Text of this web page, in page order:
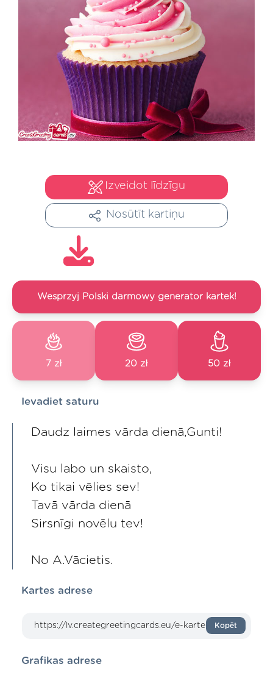
Izveidot līdzīgu
Nosūtīt kartiņu
Wesprzyj Polski darmowy generator kartek!
7 zł 20 zł 50 zł
Ievadiet saturu
Daudz laimes vārda dienā,Gunti!
Visu labo un skaisto,
Ko tikai vēlies sev!
Tavā vārda dienā
Sirsnīgi novēlu tev!
No A.Vācietis.
Kartes adrese
Kopēt
Grafikas adrese